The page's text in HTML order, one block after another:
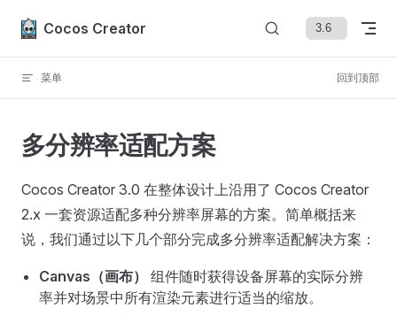
Skip to content
Cocos Creator
菜单 回到顶部
多分辨率适配方案
Cocos Creator 3.0 在整体设计上沿用了 Cocos Creator
2.x 一套资源适配多种分辨率屏幕的方案。简单概括来
说，我们通过以下几个部分完成多分辨率适配解决方案：
Canvas（画布）
组件随时获得设备屏幕的实际分辨
率并对场景中所有渲染元素进行适当的缩放。